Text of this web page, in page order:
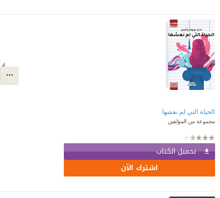
الحياة التي لم نعشها
مجموعة من المؤلفين
تحميل الكتاب
اشترك الآن